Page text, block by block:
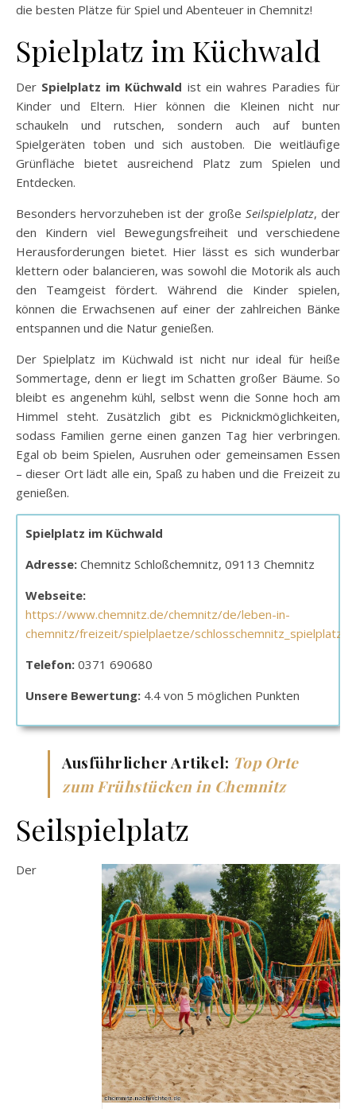
die besten Plätze für Spiel und Abenteuer in Chemnitz!
Spielplatz im Küchwald
Der Spielplatz im Küchwald ist ein wahres Paradies für
Kinder und Eltern. Hier können die Kleinen nicht nur
schaukeln und rutschen, sondern auch auf bunten
Spielgeräten toben und sich austoben. Die weitläufige
Grünfläche bietet ausreichend Platz zum Spielen und
Entdecken.
Besonders hervorzuheben ist der große Seilspielplatz, der
den Kindern viel Bewegungsfreiheit und verschiedene
Herausforderungen bietet. Hier lässt es sich wunderbar
klettern oder balancieren, was sowohl die Motorik als auch
den Teamgeist fördert. Während die Kinder spielen,
können die Erwachsenen auf einer der zahlreichen Bänke
entspannen und die Natur genießen.
Der Spielplatz im Küchwald ist nicht nur ideal für heiße
Sommertage, denn er liegt im Schatten großer Bäume. So
bleibt es angenehm kühl, selbst wenn die Sonne hoch am
Himmel steht. Zusätzlich gibt es Picknickmöglichkeiten,
sodass Familien gerne einen ganzen Tag hier verbringen.
Egal ob beim Spielen, Ausruhen oder gemeinsamen Essen
– dieser Ort lädt alle ein, Spaß zu haben und die Freizeit zu
genießen.
Spielplatz im Küchwald
Adresse: Chemnitz Schloßchemnitz, 09113 Chemnitz
Webseite:
https://www.chemnitz.de/chemnitz/de/leben-in-
chemnitz/freizeit/spielplaetze/
Telefon: 0371 690680
Unsere Bewertung: 4.4 von 5 möglichen Punkten
Ausführlicher Artikel: Top Orte
zum Frühstücken in Chemnitz
Seilspielplatz
Der